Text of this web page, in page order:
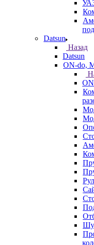
Datsun
Назад
Datsun
ON-do,